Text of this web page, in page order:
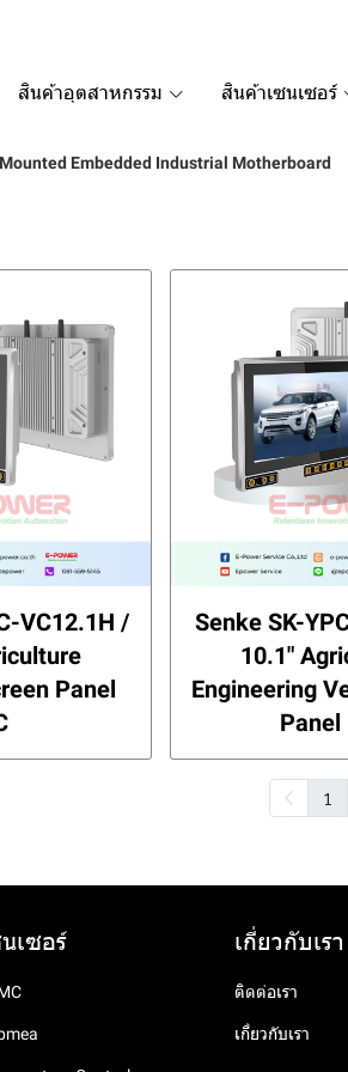
สินค้าอุตสาหกรรม สินค้าเซนเซอร์
Embedded Industrial Motherboard
VC12.1H /
Panel
Senke SK-
10.1"
Engineering
Panel
1
เซอร์ เกี่ยวกับเรา
ติดต่อเรา
เกี่ยวกับเรา